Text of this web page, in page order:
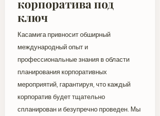
корпоратива под
ключ
Касамига привносит обширный
международный опыт и
профессиональные знания в области
планирования корпоративных
мероприятий, гарантируя, что каждый
корпоратив будет тщательно
спланирован и безупречно проведен. Мы